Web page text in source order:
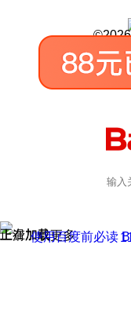
正在加载
上滑加载更多
使用百度前必读京